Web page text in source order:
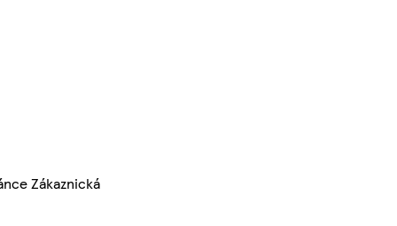
Zákaznická